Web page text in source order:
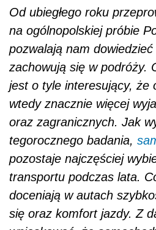
Od ubiegłego roku
na ogólnopolskiej próbie
pozwalają nam
zachowują się w podróży.
jest o tyle interesujący, że
wtedy znacznie więcej
oraz zagranicznych. Jak
tegorocznego badania,
pozostaje najczęściej
transportu podczas lata.
doceniają w autach
się oraz komfort jazdy. Z